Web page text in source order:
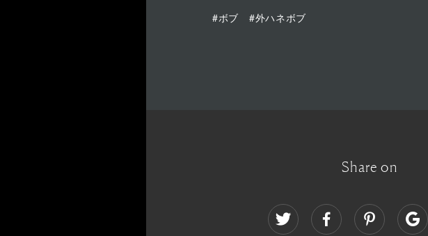
#ボブ #外ハネボブ
Share on